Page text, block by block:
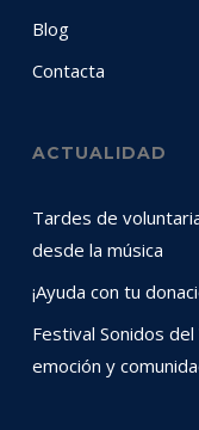
Blog
Contacta
ACTUALIDAD
Tardes de
desde la música
¡Ayuda con tu
Festival Sonidos
emoción y